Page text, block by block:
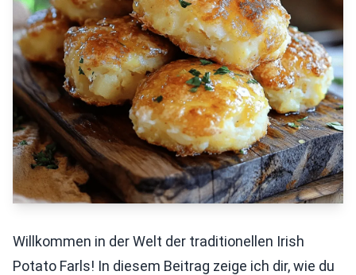
Willkommen in der Welt der traditionellen Irish
Potato Farls! In diesem Beitrag zeige ich dir, wie du